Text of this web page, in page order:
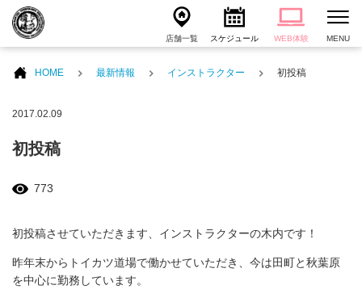
店舗一覧 スケジュール WEB体験 MENU
HOME 最新情報 インストラクター 初投稿
2017.02.09
初投稿
773
初投稿させていただきます、インストラクターの木内です！
昨年末からトイカツ道場で働かせていただき、今は田町と秋葉原
を中心に勤務しています。